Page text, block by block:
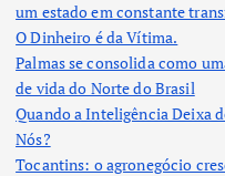
um estado em constante
O Dinheiro é da Vítima.
Palmas se consolida como
de vida do Norte do Brasil
Quando a Inteligência Deixa
Nós?
Tocantins: o agronegócio